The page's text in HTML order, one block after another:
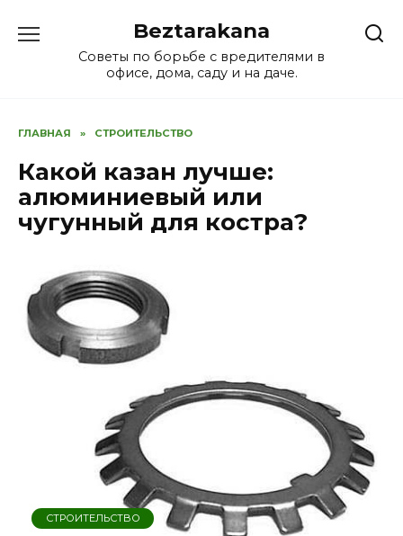
содержанию
Beztarakana
Советы по борьбе с вредителями в
офисе, дома, саду и на даче.
ГЛАВНАЯ » СТРОИТЕЛЬСТВО
Какой казан лучше:
алюминиевый или
чугунный для костра?
СТРОИТЕЛЬСТВО